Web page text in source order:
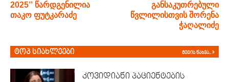
2025’’ წარდგენილია
თაკო ფუტკარაძე
განსაკუთრებული
წვლილისთვის შორენა
ჭაღალიძე
ტოპ სიახლეები მეტის ნახვა..
კოვიდიანი პაციენტების